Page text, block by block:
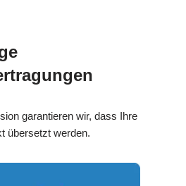
garantieren wir, dass Ihre
übersetzt werden.